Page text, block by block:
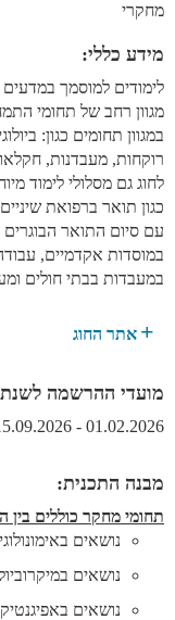
מחקרי
מידע כללי:
לימודים למוסמך במדעים
מגוון רחב של תחומי
במגוון תחומים כגון:
רוקחות, מעבדנות,
לחוג גם מסלולי לימוד
כגון תואר ברפואת
עם סיום התואר
במוסדות אקדמיים,
במעבדות בבתי חולים
אתר החוג
מועדי ההרשמה
01.02.2026 - 15.09.2026
מבנה התכנית:
תחומי מחקר כוללים בין
נושאים
נושאים
נושאים